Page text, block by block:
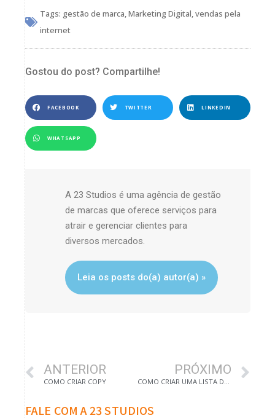
Tags: gestão de marca,Marketing Digital,vendas pela
internet
Gostou do post? Compartilhe!
FACEBOOK TWITTER LINKEDIN
WHATSAPP
A 23 Studios é uma agência de gestão
de marcas que oferece serviços para
atrair e gerenciar clientes para
diversos mercados.
Leia os posts do(a) autor(a) »
ANTERIOR
COMO CRIAR COPY
PRÓXIMO
FALE COM A 23 STUDIOS